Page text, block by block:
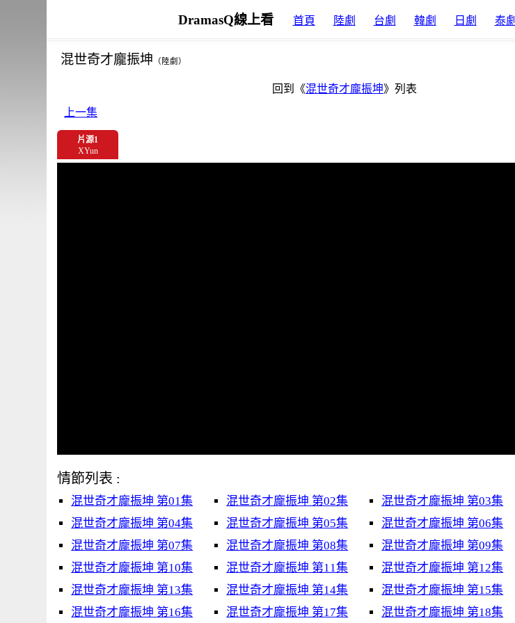
DramasQ線上看 首頁 陸劇 台劇 韓劇 日劇 泰劇
混世奇才龐振坤 （陸劇）
回到《混世奇才龐振坤》列表
上一集
片源1
XYun
情節列表 :
混世奇才龐振坤 第01集 混世奇才龐振坤 第02集
混世奇才龐振坤 第03集
混世奇才龐振坤 第04集
混世奇才龐振坤 第05集
混世奇才龐振坤 第06集
混世奇才龐振坤 第07集
混世奇才龐振坤 第08集
混世奇才龐振坤 第09集
混世奇才龐振坤 第10集
混世奇才龐振坤 第11集
混世奇才龐振坤 第12集
混世奇才龐振坤 第13集
混世奇才龐振坤 第14集
混世奇才龐振坤 第15集
混世奇才龐振坤 第16集
混世奇才龐振坤 第17集 混世奇才龐振坤 第18集